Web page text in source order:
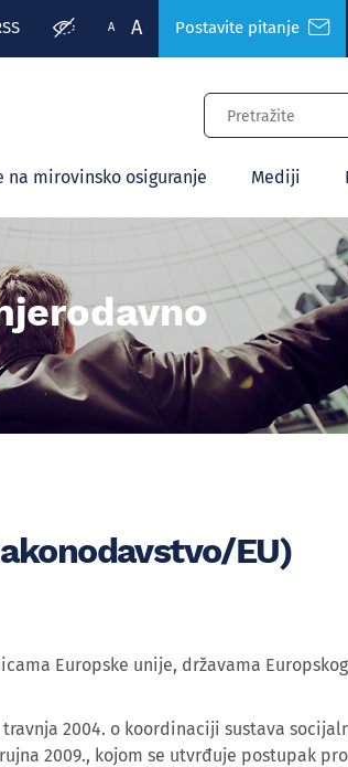
A A Postavite pitanje
na mirovinsko osiguranje Mediji
EU)
Europske unije, državama
2004. o koordinaciji sustava
2009., kojom se utvrđuje postupak